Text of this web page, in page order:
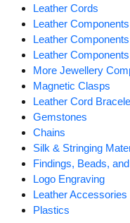
Leather Cords
Leather
Leather
Leather
More Jewellery
Magnetic Clasps
Leather Cord
Gemstones
Chains
Silk & Stringing
Findings, Beads,
Logo Engraving
Leather Accessories
Plastics